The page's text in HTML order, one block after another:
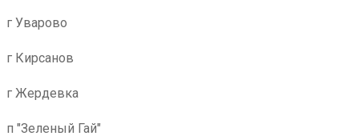
г Уварово
г Кирсанов
г Жердевка
п "Зеленый Гай"